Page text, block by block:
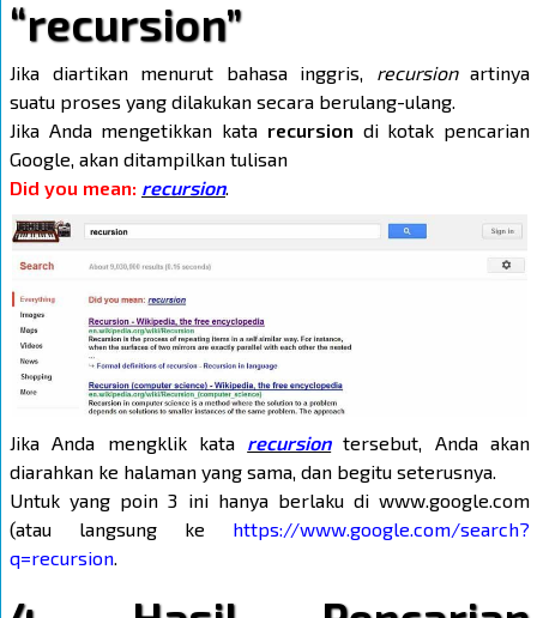
“recursion”
Jika diartikan menurut bahasa inggris, recursionartinya
suatu proses yang dilakukan secara berulang-ulang.
Jika Anda mengetikkan kata recursion di kotak pencarian
Google, akan ditampilkan tulisan
Did you mean: recursion.
Jika Anda mengklik kata recursiontersebut, Anda akan
diarahkan ke halaman yang sama, dan begitu seterusnya.
Untuk yang poin 3 ini hanya berlaku di www.google.com
(atau langsung ke https://www.google.com/search?
q=recursion.